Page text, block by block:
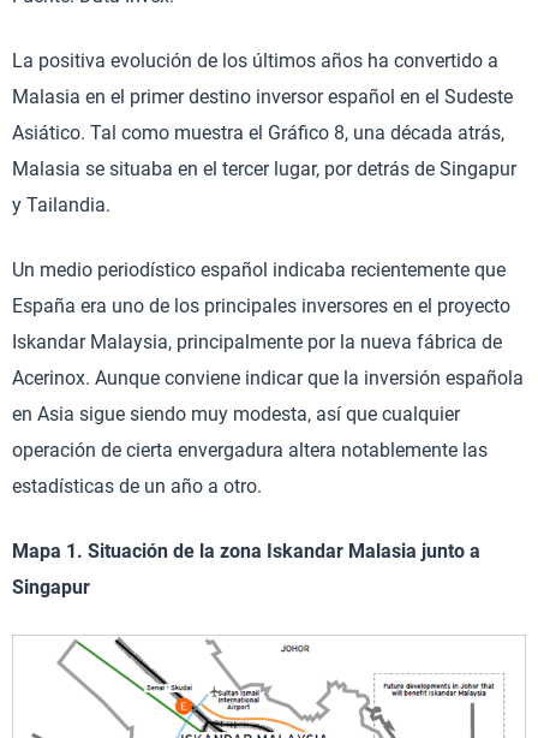
La positiva evolución de los últimos años ha convertido a
Malasia en el primer destino inversor español en el Sudeste
Asiático. Tal como muestra el Gráfico 8, una década atrás,
Malasia se situaba en el tercer lugar, por detrás de Singapur
y Tailandia.
Un medio periodístico español indicaba recientemente que
España era uno de los principales inversores en el proyecto
Iskandar Malaysia, principalmente por la nueva fábrica de
Acerinox. Aunque conviene indicar que la inversión española
en Asia sigue siendo muy modesta, así que cualquier
operación de cierta envergadura altera notablemente las
estadísticas de un año a otro.
Mapa 1. Situación de la zona Iskandar Malasia junto a
Singapur